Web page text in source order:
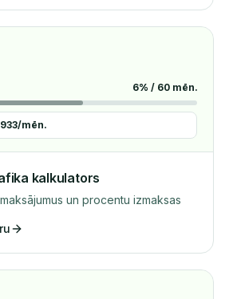
6% / 60 mēn.
mēn.
kalkulators
un procentu izmaksas